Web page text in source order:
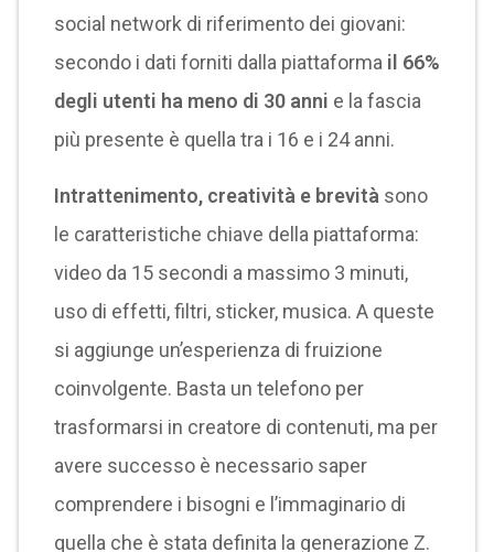
social network di riferimento dei giovani:
secondo i dati forniti dalla piattaforma il 66%
degli utenti ha meno di 30 anni e la fascia
più presente è quella tra i 16 e i 24 anni.
Intrattenimento, creatività e brevità sono
le caratteristiche chiave della piattaforma:
video da 15 secondi a massimo 3 minuti,
uso di effetti, filtri, sticker, musica. A queste
si aggiunge un’esperienza di fruizione
coinvolgente. Basta un telefono per
trasformarsi in creatore di contenuti, ma per
avere successo è necessario saper
comprendere i bisogni e l’immaginario di
quella che è stata definita la generazione Z.